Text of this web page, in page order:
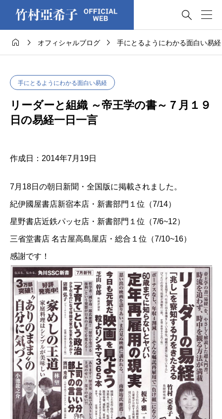

  オフィシャルブログ  手にとるようにわかる面白い易経
手にとるようにわかる面白い易経
リーダーと組織 ～帝王学の書～７月１９
日の易経一日一言
作成日：2014年7月19日
7月18日の朝日新聞・全国版に掲載されました。
紀伊國屋書店新宿本店・新書部門１位（7/14）
星野書店近鉄パッセ店・新書部門１位（7/6~12）
三省堂書店 名古屋高島屋店・総合１位（7/10~16）
感謝です！